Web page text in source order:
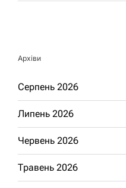
Архіви
Серпень 2026
Липень 2026
Червень 2026
Травень 2026